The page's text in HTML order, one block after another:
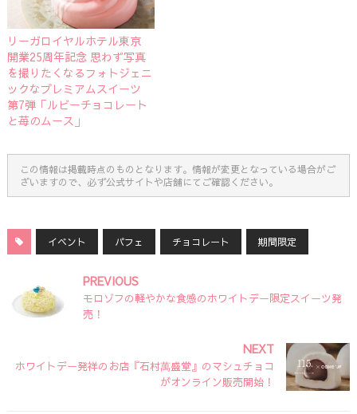
リーガロイヤルホテル東京
開業25周年記念 思わず写真
を撮りたくなるフォトジェニ
ックなプレミアムスイーツ
第7弾「ルビーチョコレート
と苺のムース」
この情報は掲載時点のものとなります。情報が変更となっている場合がご
ざいますので、必ず公式サイトや店舗にてご確認ください。
イベント パフェ チョコレート 期間限定
PREVIOUS
モロゾフの軽やかな食感のホワイトデー限定スイーツ発
売！
NEXT
ホワイトデー発祥のお店『石村萬盛堂』のマシュチョコ
がオンライン販売開始！